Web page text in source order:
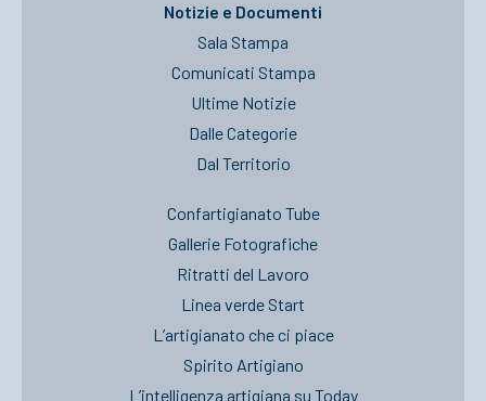
Notizie e Documenti
Sala Stampa
Comunicati Stampa
Ultime Notizie
Dalle Categorie
Dal Territorio
Confartigianato Tube
Gallerie Fotografiche
Ritratti del Lavoro
Linea verde Start
L’artigianato che ci piace
Spirito Artigiano
L’intelligenza artigiana su Today